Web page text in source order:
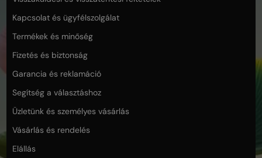
Kapcsolat és ügyfélszolgálat
Termékek és minőség
Fizetés és biztonság
Garancia és reklamáció
Segítség a választáshoz
Üzletünk és személyes vásárlás
Vásárlás és rendelés
Elállás